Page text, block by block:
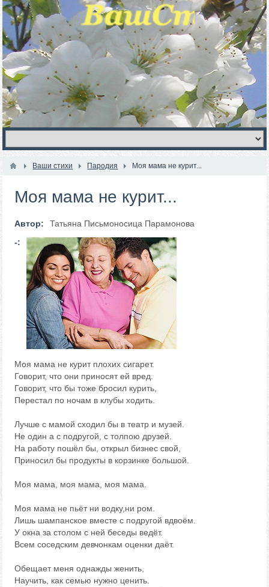
Ваши стихи Пародия Моя мама не курит...
Моя мама не курит...
Автор:
Татьяна Письмоносица Парамонова
-:
Моя мама не курит плохих сигарет.
Говорит, что они приносят ей вред.
Говорит, что бы тоже бросил курить,
Перестал по ночам в клубы ходить.
Лучше с мамой сходил бы в театр и музей.
Не один а с подругой, с толпою друзей.
На работу пошёл бы, открыл бизнес свой,
Приносил бы продукты в корзинке большой.
Моя мама, моя мама, моя мама.
Моя мама не пьёт ни водку,ни ром.
Лишь шампанское вместе с подругой вдвоём.
У окна за столом с ней беседы ведёт.
Всем соседским девчонкам оценки даёт.
Обещает меня однажды женить,
Научить, как семью нужно ценить.